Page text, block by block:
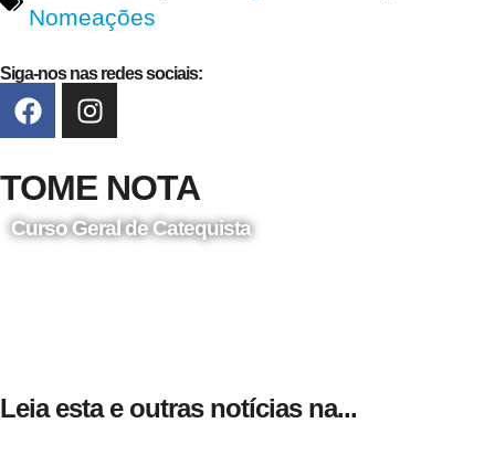
Nomeações
Siga-nos nas redes sociais:
TOME NOTA
Curso Geral de Catequista
Leia esta e outras notícias na...